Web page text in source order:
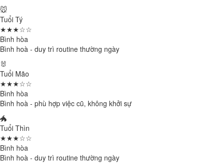
🐭
Tuổi Tý
★★★☆☆
Bình hòa
Bình hoà - duy trì routine thường ngày
🐰
Tuổi Mão
★★★☆☆
Bình hòa
Bình hoà - phù hợp việc cũ, không khởi sự
🐲
Tuổi Thìn
★★★☆☆
Bình hòa
Bình hoà - duy trì routine thường ngày